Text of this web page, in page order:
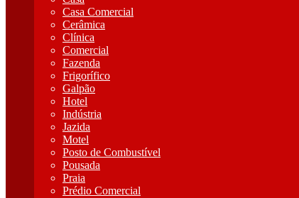
Casa Comercial
Cerâmica
Clínica
Comercial
Fazenda
Frigorífico
Galpão
Hotel
Indústria
Jazida
Motel
Posto de Combustível
Pousada
Praia
Prédio Comercial